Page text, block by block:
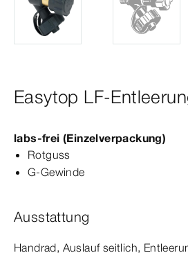
Easytop LF-
labs-​frei (Einzelverpackung)
Rotguss
G-​Gewinde
Ausstattung
Handrad, Auslauf seitlich, Ent­